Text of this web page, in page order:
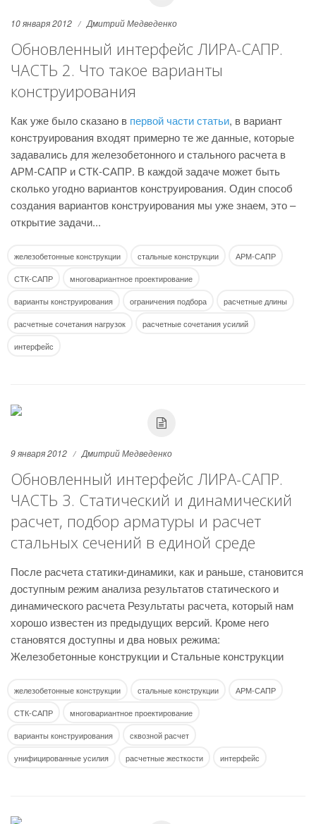
10 января 2012 Дмитрий Медведенко
Обновленный интерфейс ЛИРА-САПР.
ЧАСТЬ 2. Что такое варианты
конструирования
Как уже было сказано в первой части статьи, в вариант
конструирования входят примерно те же данные, которые
задавались для железобетонного и стального расчета в
АРМ-САПР и СТК-САПР. В каждой задаче может быть
сколько угодно вариантов конструирования. Один способ
создания вариантов конструирования мы уже знаем, это –
открытие задачи...
железобетонные конструкции стальные конструкции
АРМ-САПР
СТК-САПР
многовариантное проектирование
варианты конструирования
ограничения подбора
расчетные длины
расчетные сочетания нагрузок
расчетные сочетания усилий
интерфейс
9 января 2012 Дмитрий Медведенко
Обновленный интерфейс ЛИРА-САПР.
ЧАСТЬ 3. Статический и динамический
расчет, подбор арматуры и расчет
стальных сечений в единой среде
После расчета статики-динамики, как и раньше, становится
доступным режим анализа результатов статического и
динамического расчета Результаты расчета, который нам
хорошо известен из предыдущих версий. Кроме него
становятся доступны и два новых режима:
Железобетонные конструкции и Стальные конструкции
железобетонные конструкции стальные конструкции
АРМ-САПР
СТК-САПР
многовариантное проектирование
варианты конструирования
сквозной расчет
унифицированные усилия
расчетные жесткости интерфейс